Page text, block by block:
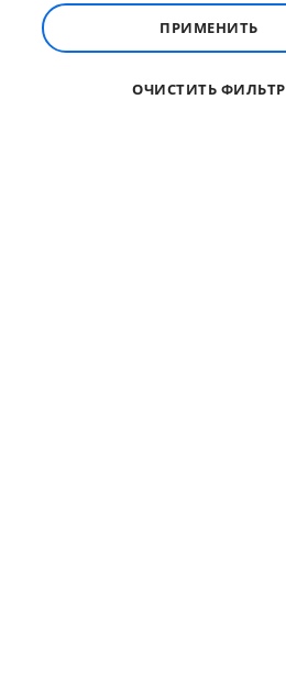
ПРИМЕНИТЬ
ОЧИСТИТЬ ФИЛЬТР